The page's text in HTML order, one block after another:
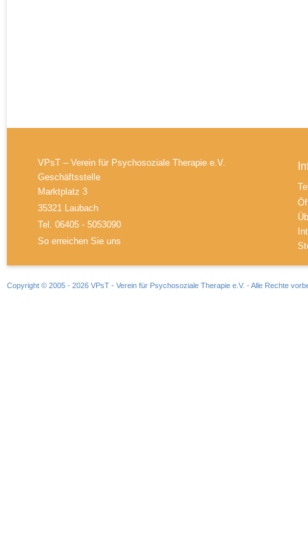
VPsT – Verein für Psychosoziale Therapie e.V.
Geschäftsstelle
Marktplatz 3
35321 Laubach
Tel. 06405 - 5053090
So erreichen Sie uns
Copyright © 2005 - 2026 VPsT - Verein für Psychosoziale Therapie e.V. - Alle Rechte